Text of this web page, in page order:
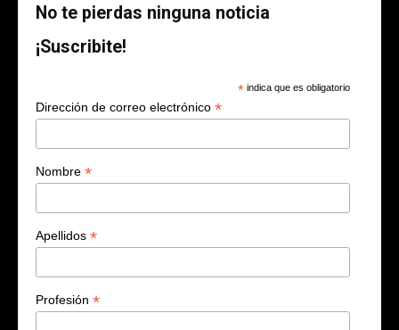
No te pierdas ninguna noticia
¡Suscribite!
* indica que es obligatorio
Dirección de correo electrónico *
Nombre *
Apellidos *
Profesión *